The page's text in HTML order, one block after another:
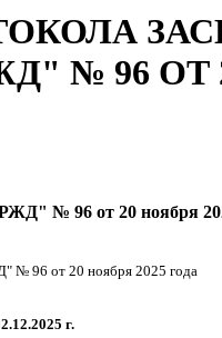
№ 96 ОТ
№ 96 от 20 ноября
№ 96 от 20 ноября 2025 года
г.